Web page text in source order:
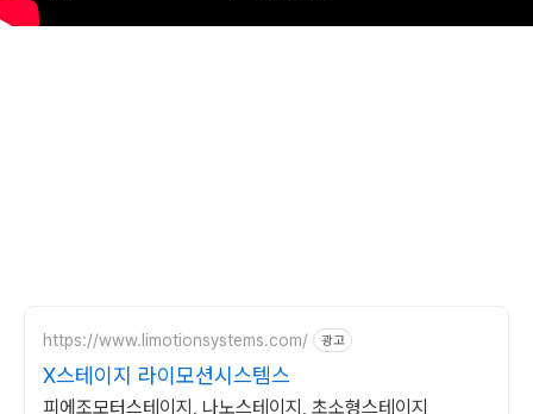
https://www.limotionsystems.com/ 광고
X스테이지 라이모션시스템스
피에조모터스테이지, 나노스테이지, 초소형스테이지